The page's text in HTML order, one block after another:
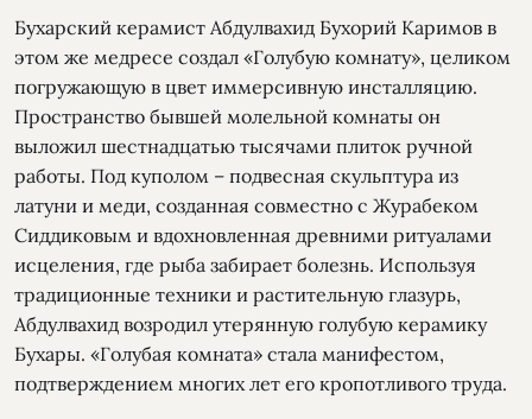
Бухарский керамист Абдулвахид Бухорий Каримов в
этом же медресе создал «Голубую комнату», целиком
погружающую в цвет иммерсивную инсталляцию.
Пространство бывшей молельной комнаты он
выложил шестнадцатью тысячами плиток ручной
работы. Под куполом – подвесная скульптура из
латуни и меди, созданная совместно с Журабеком
Сиддиковым и вдохновленная древними ритуалами
исцеления, где рыба забирает болезнь. Используя
традиционные техники и растительную глазурь,
Абдулвахид возродил утерянную голубую керамику
Бухары. «Голубая комната» стала манифестом,
подтверждением многих лет его кропотливого труда.